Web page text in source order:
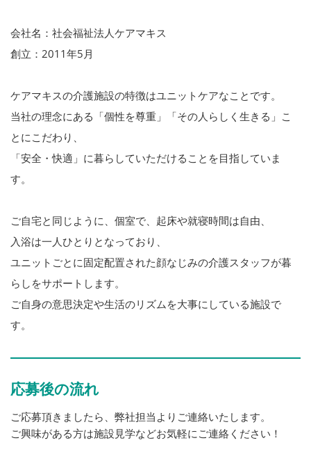
会社名：社会福祉法人ケアマキス
創立：2011年5月
ケアマキスの介護施設の特徴はユニットケアなことです。
当社の理念にある「個性を尊重」「その人らしく生きる」こ
とにこだわり、
「安全・快適」に暮らしていただけることを目指していま
す。
ご自宅と同じように、個室で、起床や就寝時間は自由、
入浴は一人ひとりとなっており、
ユニットごとに固定配置された顔なじみの介護スタッフが暮
らしをサポートします。
ご自身の意思決定や生活のリズムを大事にしている施設で
す。
応募後の流れ
ご応募頂きましたら、弊社担当よりご連絡いたします。
ご興味がある方は施設見学などお気軽にご連絡ください！